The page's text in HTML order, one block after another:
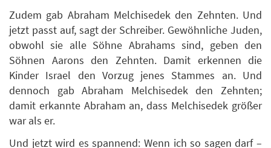
Zudem gab Abraham Melchisedek den Zehnten. Und
jetzt passt auf, sagt der Schreiber. Gewöhnliche Juden,
obwohl sie alle Söhne Abrahams sind, geben den
Söhnen Aarons den Zehnten. Damit erkennen die
Kinder Israel den Vorzug jenes Stammes an. Und
dennoch gab Abraham Melchisedek den Zehnten;
damit erkannte Abraham an, dass Melchisedek größer
war als er.
Und jetzt wird es spannend: Wenn ich so sagen darf –